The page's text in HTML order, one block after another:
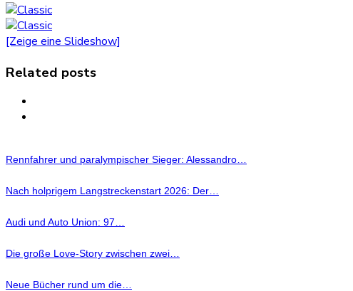
[Zeige eine Slideshow]
Related posts
Rennfahrer und paralympischer Sieger: Alessandro…
Nach holprigem Langstreckenstart 2026: Der…
Audi und Auto Union: 97…
Die große Love-Story zwischen zwei…
Neue Bücher rund um die…